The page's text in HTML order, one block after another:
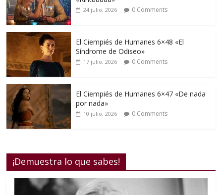
24 julio, 2026 0 Comments
El Ciempiés de Humanes 6×48 «El
Síndrome de Odiseo»
17 julio, 2026 0 Comments
El Ciempiés de Humanes 6×47 «De nada
por nada»
10 julio, 2026 0 Comments
¡Demuestra lo que sabes!